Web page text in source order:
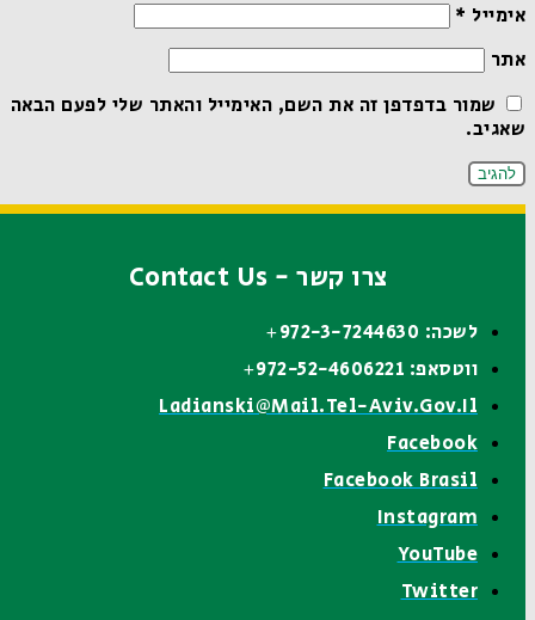
אימייל*
אתר
שמור בדפדפן זה את השם, האימייל והאתר שלי לפעם הבאה
שאגיב.
צרו קשר - Contact Us
לשכה: 972-3-7244630+
ווטסאפ: 972-52-4606221+
Ladianski@mail.tel-Aviv.gov.il
Facebook
Facebook Brasil
Instagram
YouTube
Twitter